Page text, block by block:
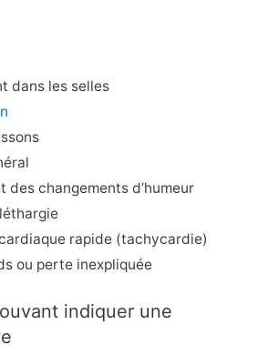
dans les selles
des changements d’humeur
léthargie
rapide (tachycardie)
ou perte inexpliquée
indiquer une